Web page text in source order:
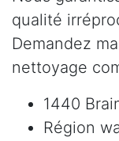
qualité
Demandez
nettoyage
1440
Région